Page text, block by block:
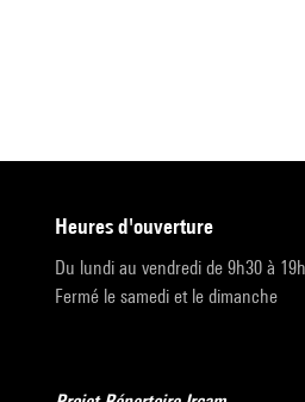
heures d'ouverture
Du lundi au vendredi de 9h30 à 19h
Fermé le samedi et le dimanche